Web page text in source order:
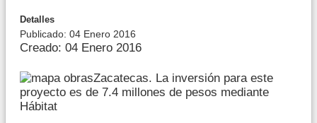
Detalles
Publicado: 04 Enero 2016
Creado: 04 Enero 2016
Zacatecas. La inversión para este
proyecto es de 7.4 millones de pesos mediante
Hábitat